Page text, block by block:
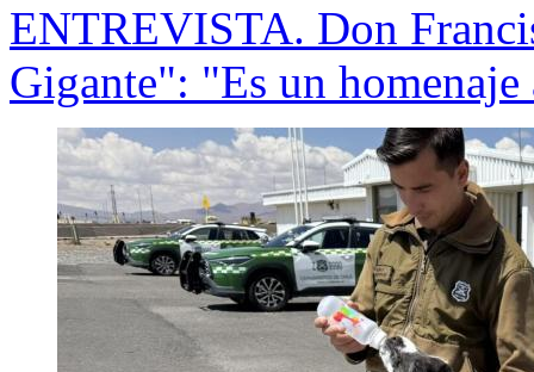
ENTREVISTA. Don
Gigante": "Es un homenaje